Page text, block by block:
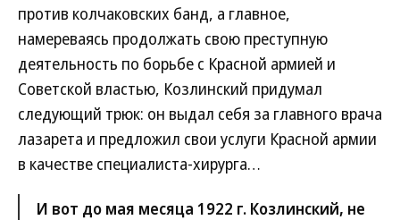
против колчаковских банд, а главное,
намереваясь продолжать свою преступную
деятельность по борьбе с Красной армией и
Советской властью, Козлинский придумал
следующий трюк: он выдал себя за главного врача
лазарета и предложил свои услуги Красной армии
в качестве специалиста-хирурга…
И вот до мая месяца 1922 г. Козлинский, не